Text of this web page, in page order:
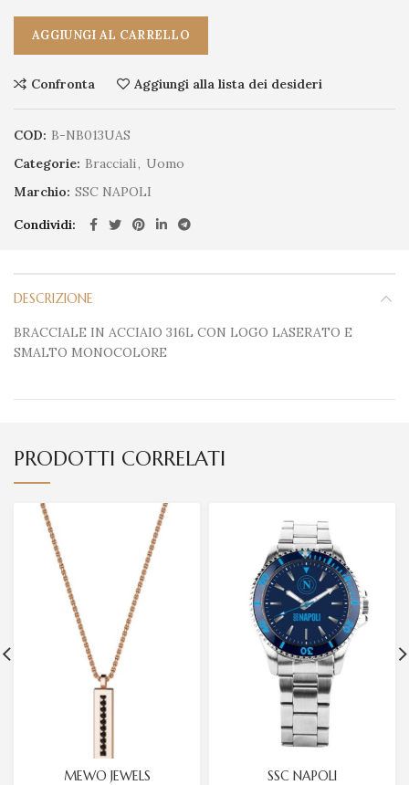
AGGIUNGI AL CARRELLO
Confronta Aggiungi alla lista dei desideri
COD: B-NB013UAS
Categorie: Bracciali, Uomo
Marchio: SSC NAPOLI
Condividi
DESCRIZIONE
BRACCIALE IN ACCIAIO 316L CON LOGO LASERATO E
SMALTO MONOCOLORE
PRODOTTI CORRELATI
MEWO JEWELS
SSC NAPOLI